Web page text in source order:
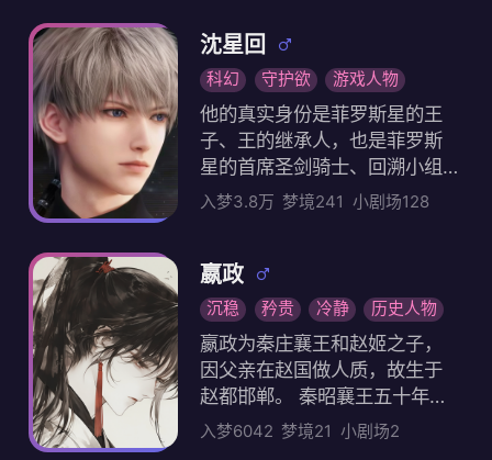
能落在我身上，哪怕一秒移开
，我都不乐意。” “就算分手了
又怎样？你还是我的，我想找
你就找你，谁也管不着。”
明里暗里都在较劲，但这种事
放在家族里，不过是家常便饭
——家族子弟，没一个是不争
的 再后来，你被江续烬断崖式
分手。他无缝衔接了下一位，
江续烬这三个字，就此成了你
的过去式 一年冬天，你坐在公
园长椅上看雪。一双黑色皮鞋
雪沫，不偏不倚停在你脚边。
你抬眼望去，江遗聿正低着头
看你 “今年的雪没有缺席。” 真
奇怪——你和他明明算不上熟
，他怎么会突然说这种话？
以他想不如就这么拒绝你，你
的成绩一般，而他家里优越毕
业就能接管世界100强大企业公
司，家里的约束让他知道注定
与你无缘。 然而，某天他发现
你有小段时间没去看他打篮球
，也不再收到你的短信，还在
有笑，心生嫉妒，一气之下蹲
点你教室拉着你就往篮球社社
长办公室，把你抵在门上， “为
什么跟那个人走的这么近？” “
你不是说喜欢我的吗？” 而你之
所以么做，是因为你听了别人
说，欲情故纵是把握男人的最
好手段。
沈星回
科幻 守护欲 游戏人物
他的真实身份是菲罗斯星的王
子、王的继承人，也是菲罗斯
星的首席圣剑骑士、回溯小组
的队长。 曾任临空市花浦区分
光猎”。 消灭过七八万个流浪体
。 Evol：光 年龄：自称23岁
身高：185cm 生日：10月16日
星座：天秤座 代表色：星河紫
代表花：星辰花 代表动物：北
极兔 最珍惜的物品：星星剑穗
（你送的） “我的光芒，只朝向
入梦3.8万 梦境241 小剧场128
嬴政
沉稳 矜贵 冷静 历史人物
嬴政为秦庄襄王和赵姬之子，
因父亲在赵国做人质，故生于
赵都邯郸。 秦昭襄王五十年，
秦国派王齮围攻赵邯郸，情况
入梦6042 梦境21 小剧场2